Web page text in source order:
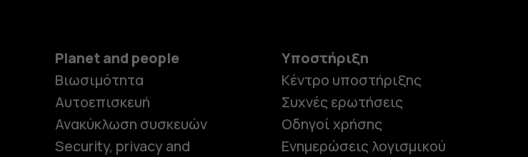
Planet and people
Βιωσιμότητα
Αυτοεπισκευή
Ανακύκλωση συσκευών
Security, privacy and
Υποστήριξη
Κέντρο υποστήριξης
Συχνές ερωτήσεις
Οδηγοί χρήσης
Ενημερώσεις λογισμικού